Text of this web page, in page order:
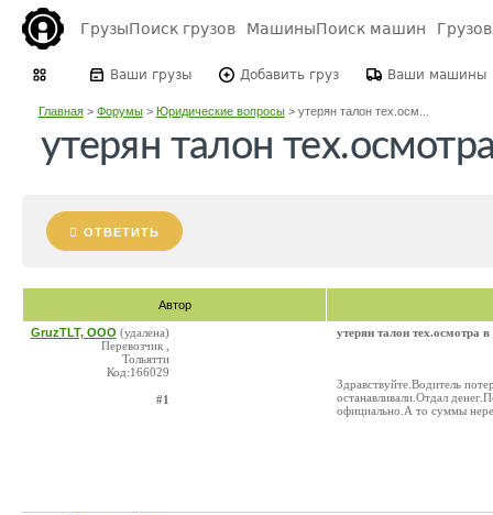
ГрузыПоиск грузов МашиныПоиск машин
Ваши грузы Добавить груз Ваши машины
Главная> Форумы> Юридические вопросы> утерян талон тех.осм...
утерян талон
ОТВЕТИТЬ
Автор
GruzTLT, ООО (удалена)
Перевозчик ,
Тольятти
Код:166029
#1
утерян талон тех.осмотра
Здравствуйте.Водитель
останавливали.Отдал
официально.А то суммы